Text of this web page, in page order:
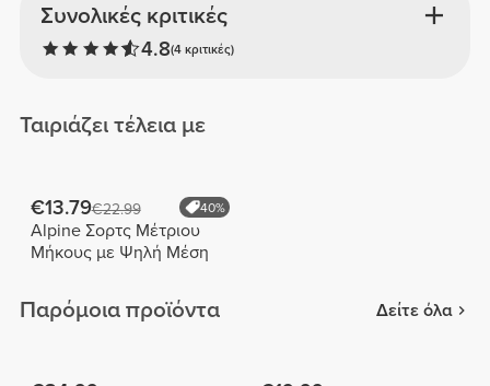
Συνολικές κριτικές
4.8(4 κριτικές)
Ταιριάζει τέλεια με
€13.79€22.99 40%
Alpine Σορτς Μέτριου
Μήκους με Ψηλή Μέση
Παρόμοια προϊόντα Δείτε όλα